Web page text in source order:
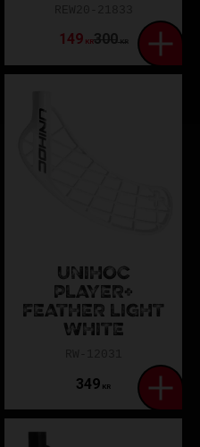
149KR300KR
UNIHOC
PLAYER+
FEATHER LIGHT
WHITE
349 KR